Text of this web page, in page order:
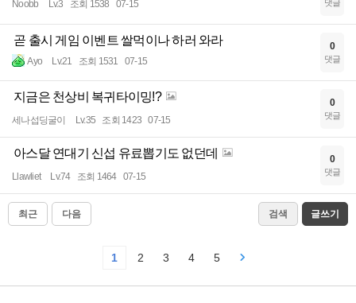
Noobb Lv.3 조회 1538 07-15 댓글
곧 출시 게임 이벤트 쌀먹이나 하러 와라
Ayo Lv.21 조회 1531 07-15
0
댓글
지금은 천상비 복귀타이밍!?
세나섭딩굴이 Lv.35 조회 1423 07-15
0
댓글
아스달 연대기 신섭 유료뽑기도 없던데
Llawliet Lv.74 조회 1464 07-15
0
댓글
최근 다음 검색 글쓰기
1 2 3 4 5